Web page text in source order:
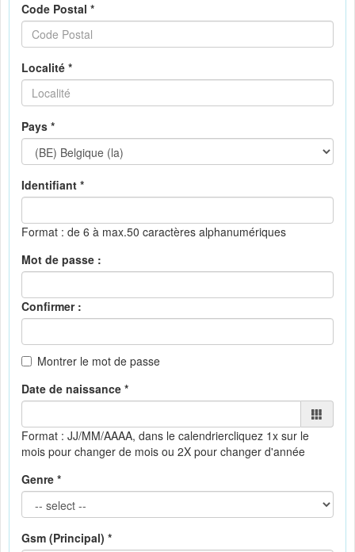
Code Postal *
Localité *
Pays *
Identifiant *
Format : de 6 à max.50 caractères alphanumériques
Mot de passe :
Confirmer :
Montrer le mot de passe
Date de naissance *
Format : JJ/MM/AAAA, dans le calendriercliquez 1x sur le
mois pour changer de mois ou 2X pour changer d'année
Genre *
Gsm (Principal) *